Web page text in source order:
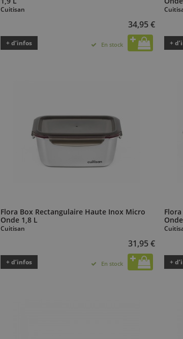
Cuitisan
34,95 €
+ d’infos En stock +
Flora Box Rectangulaire Haute Inox Micro
Onde 1,8 L
Cuitisan
31,95 €
+ d’infos En stock +